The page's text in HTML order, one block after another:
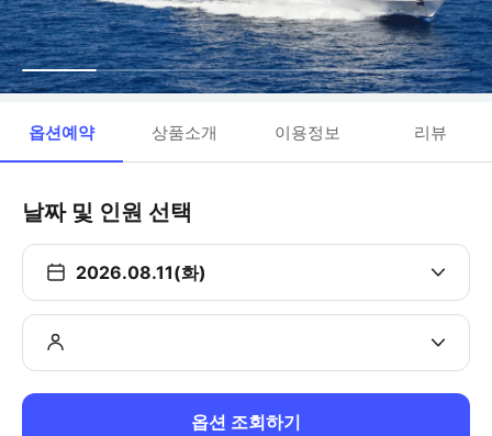
옵션예약 상품소개 이용정보 리뷰
날짜 및 인원 선택
2026.08.11(화)
옵션 조회하기